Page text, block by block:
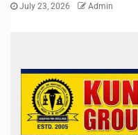
July 23, 2026 Admin